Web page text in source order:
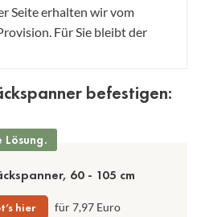
Seite erhalten wir vom
Für Sie bleibt der
befestigen:
Lösung.
60 - 105 cm
hier
für 7,97 Euro